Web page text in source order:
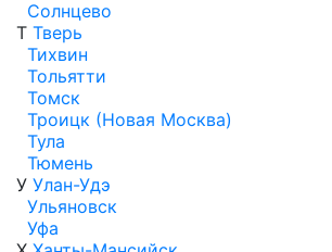
Солнцево
Т Тверь
Тихвин
Тольятти
Томск
Троицк (Новая Москва)
Тула
Тюмень
У Улан-Удэ
Ульяновск
Уфа